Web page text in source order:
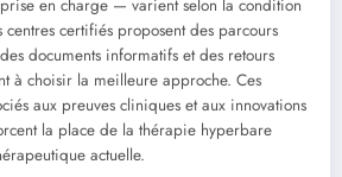
en charge — varient selon la condition
certifiés proposent des parcours
documents informatifs et des retours
à choisir la meilleure approche. Ces
aux preuves cliniques et aux innovations
la place de la thérapie hyperbare
actuelle.